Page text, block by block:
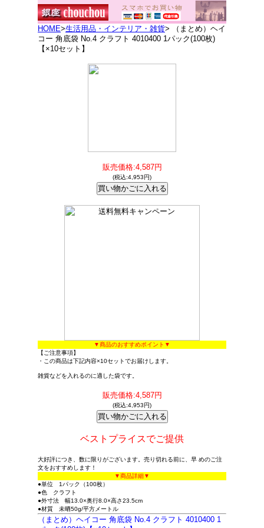
HOME>生活用品・インテリア・雑貨> （まとめ）ヘイ
コー 角底袋 No.4 クラフト 4010400 1パック(100枚)
【×10セット】
販売価格:4,587円
(税込:4,953円)
▼商品のおすすめポイント▼
【ご注意事項】
・この商品は下記内容×10セットでお届けします。
雑貨などを入れるのに適した袋です。
販売価格:4,587円
(税込:4,953円)
ベストプライスでご提供
大好評につき、数に限りがございます。売り切れる前に、早 めのご注
文をおすすめします！
▼商品詳細▼
●単位 1パック（100枚）
●色 クラフト
●外寸法 幅13.0×奥行8.0×高さ23.5cm
●材質 未晒50g/平方メートル
（まとめ）ヘイコー 角底袋 No.4 クラフト 4010400 1